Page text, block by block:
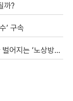
까?
’ 구속
는 ‘노상방뇨 전쟁’